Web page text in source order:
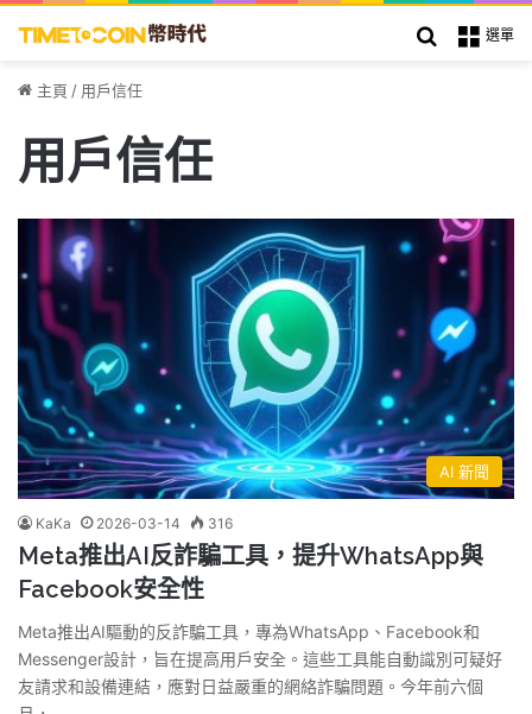
選單
搜索
主頁 / 用戶信任
用戶信任
AI 新聞
KaKa 2026-03-14 316
Meta推出AI反詐騙工具，提升WhatsApp與
Facebook安全性
Meta推出AI驅動的反詐騙工具，專為WhatsApp、Facebook和
Messenger設計，旨在提高用戶安全。這些工具能自動識別可疑好
友請求和設備連結，應對日益嚴重的網絡詐騙問題。今年前六個